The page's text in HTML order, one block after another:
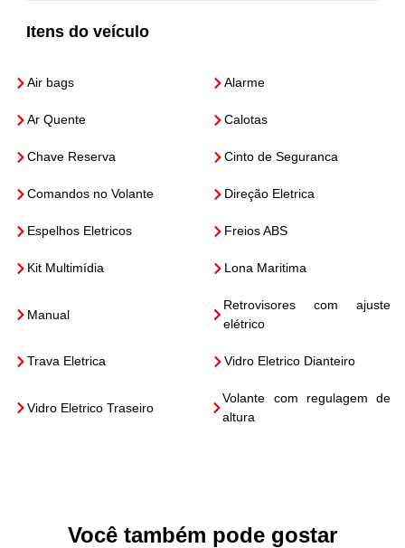
Itens do veículo
Air bags Alarme
Ar Quente Calotas
Chave Reserva Cinto de Seguranca
Comandos no Volante Direção Eletrica
Espelhos Eletricos Freios ABS
Kit Multimídia Lona Maritima
Manual
Retrovisores com ajuste
elétrico
Trava Eletrica Vidro Eletrico Dianteiro
Vidro Eletrico Traseiro
Volante com regulagem de
altura
Você também pode gostar